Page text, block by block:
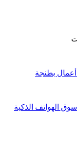
بطنجة
الذكية